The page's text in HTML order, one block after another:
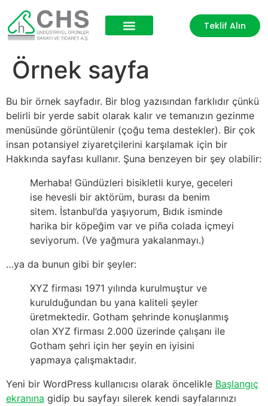
Teklif Alın
Örnek sayfa
Bu bir örnek sayfadır. Bir blog yazısından farklıdır çünkü
belirli bir yerde sabit olarak kalır ve temanızın gezinme
menüsünde görüntülenir (çoğu tema destekler). Bir çok
insan potansiyel ziyaretçilerini karşılamak için bir
Hakkında sayfası kullanır. Şuna benzeyen bir şey olabilir:
Merhaba! Gündüzleri bisikletli kurye, geceleri
ise hevesli bir aktörüm, burası da benim
sitem. İstanbul’da yaşıyorum, Bıdık isminde
harika bir köpeğim var ve piña colada içmeyi
seviyorum. (Ve yağmura yakalanmayı.)
…ya da bunun gibi bir şeyler:
XYZ firması 1971 yılında kurulmuştur ve
kurulduğundan bu yana kaliteli şeyler
üretmektedir. Gotham şehrinde konuşlanmış
olan XYZ firması 2.000 üzerinde çalışanı ile
Gotham şehri için her şeyin en iyisini
yapmaya çalışmaktadır.
Yeni bir WordPress kullanıcısı olarak öncelikle Başlangıç
ekranına gidip bu sayfayı silerek kendi sayfalarınızı